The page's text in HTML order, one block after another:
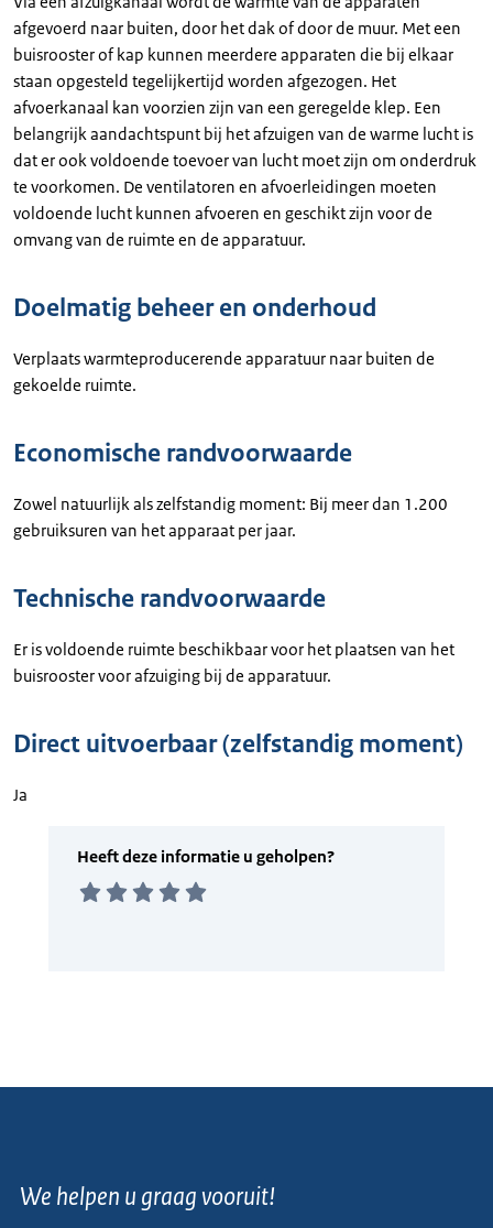
afgevoerd naar buiten, door het dak of door de muur. Met een
buisrooster of kap kunnen meerdere apparaten die bij elkaar
staan opgesteld tegelijkertijd worden afgezogen. Het
afvoerkanaal kan voorzien zijn van een geregelde klep. Een
belangrijk aandachtspunt bij het afzuigen van de warme lucht is
dat er ook voldoende toevoer van lucht moet zijn om onderdruk
te voorkomen. De ventilatoren en afvoerleidingen moeten
voldoende lucht kunnen afvoeren en geschikt zijn voor de
omvang van de ruimte en de apparatuur.
Doelmatig beheer en onderhoud
Verplaats warmteproducerende apparatuur naar buiten de
gekoelde ruimte.
Economische randvoorwaarde
Zowel natuurlijk als zelfstandig moment: Bij meer dan 1.200
gebruiksuren van het apparaat per jaar.
Technische randvoorwaarde
Er is voldoende ruimte beschikbaar voor het plaatsen van het
buisrooster voor afzuiging bij de apparatuur.
Direct uitvoerbaar (zelfstandig moment)
Ja
We helpen u graag vooruit!